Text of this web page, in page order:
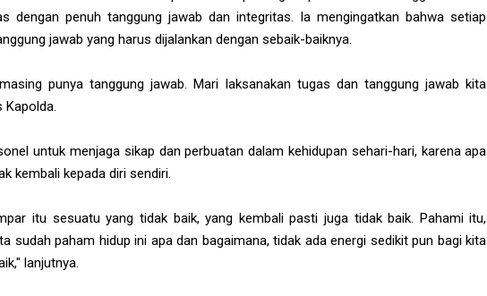
dengan penuh tanggung jawab dan integritas. Ia mengingatkan bahwa setiap
jawab yang harus dijalankan dengan sebaik-baiknya.
punya tanggung jawab. Mari laksanakan tugas dan tanggung jawab kita
Kapolda.
untuk menjaga sikap dan perbuatan dalam kehidupan sehari-hari, karena apa
kembali kepada diri sendiri.
itu sesuatu yang tidak baik, yang kembali pasti juga tidak baik. Pahami itu,
sudah paham hidup ini apa dan bagaimana, tidak ada energi sedikit pun bagi kita
lanjutnya.